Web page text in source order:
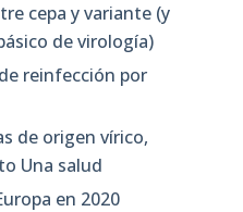
cepa y variante (y
de virología)
reinfección por
de origen vírico,
Una salud
en 2020